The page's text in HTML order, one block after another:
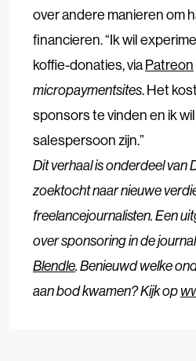
over andere manieren om
financieren. “Ik wil
koffie-donaties, viaPatreon
micropaymentsites. Het
sponsors te vinden en ik
salespersoon zijn.”
Dit verhaal is onderdeel van
zoektocht naar nieuwe
freelancejournalisten. Een
over sponsoring in de
Blendle. Benieuwdwelke
aan bod kwamen? Kijk op